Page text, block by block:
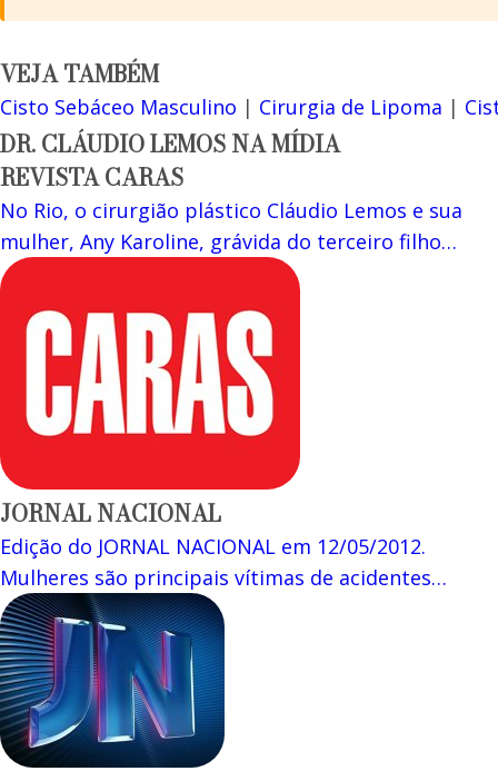
VEJA TAMBÉM
Cisto Sebáceo Masculino | Cirurgia de Lipoma |
DR. CLÁUDIO LEMOS NA MÍDIA
REVISTA CARAS
No Rio, o cirurgião plástico Cláudio Lemos e sua
mulher, Any Karoline, grávida do terceiro filho…
JORNAL NACIONAL
Edição do JORNAL NACIONAL em 12/05/2012.
Mulheres são principais vítimas de acidentes…